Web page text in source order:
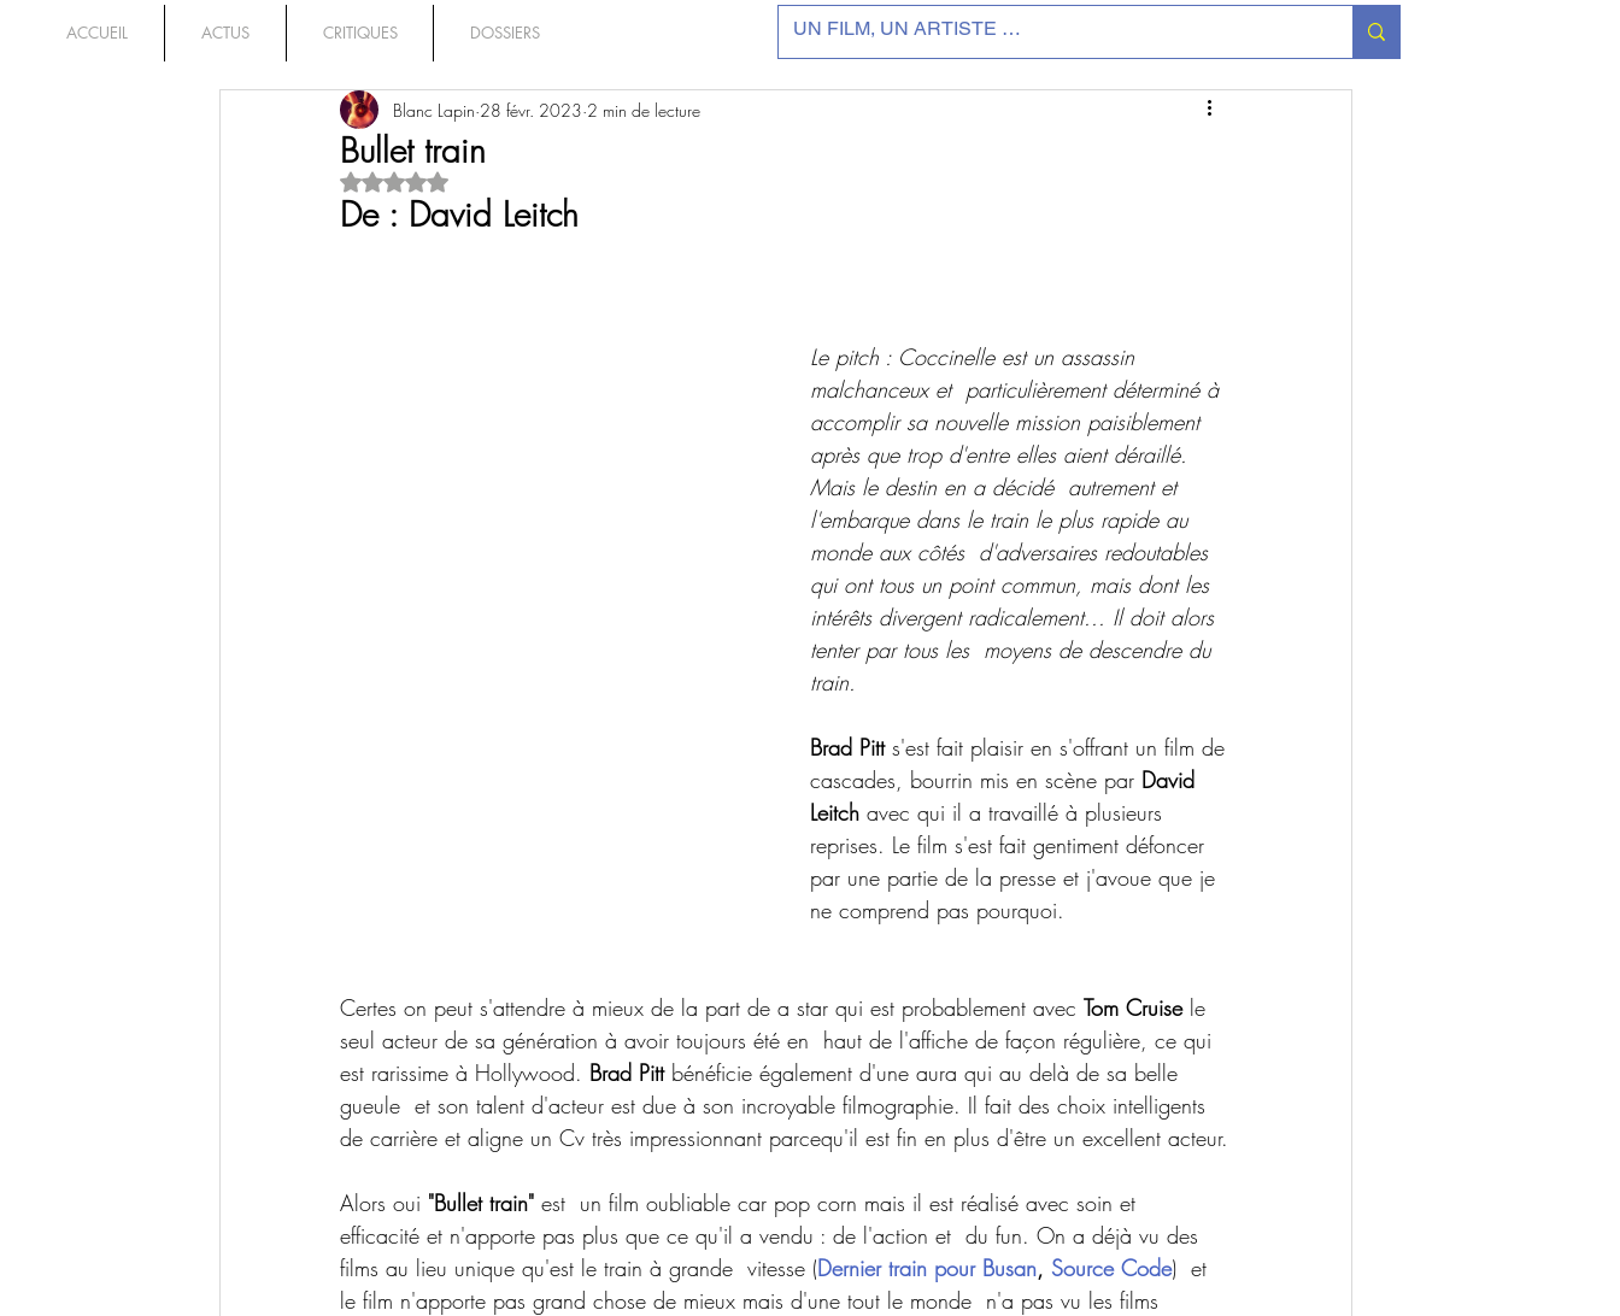
ACCUEIL ACTUS CRITIQUES DOSSIERS
Bullet train
Blanc Lapin 28 févr. 2023 2 min de lecture
Noté NaN étoiles sur 5.
De : David Leitch
Le pitch : Coccinelle est un assassin
malchanceux et  particulièrement déterminé à
accomplir sa nouvelle mission paisiblement
après que trop d'entre elles aient déraillé.
Mais le destin en a décidé  autrement et
l'embarque dans le train le plus rapide au
monde aux côtés  d'adversaires redoutables
qui ont tous un point commun, mais dont les
intérêts divergent radicalement... Il doit alors
tenter par tous les  moyens de descendre du
train.
Brad Pitt s'est fait plaisir en s'offrant un film de
cascades, bourrin mis en scène par David
Leitch avec qui il a travaillé à plusieurs
reprises. Le film s'est fait gentiment défoncer
par une partie de la presse et j'avoue que je
ne comprend pas pourquoi.
Certes on peut s'attendre à mieux de la part de a star qui est probablement avec Tom Cruise le
seul acteur de sa génération à avoir toujours été en  haut de l'affiche de façon régulière, ce qui
est rarissime à Hollywood. Brad Pitt bénéficie également d'une aura qui au delà de sa belle
gueule  et son talent d'acteur est due à son incroyable filmographie. Il fait des choix intelligents
de carrière et aligne un Cv très impressionnant parcequ'il est fin en plus d'être un excellent acteur.
Alors oui "Bullet train" est  un film oubliable car pop corn mais il est réalisé avec soin et
efficacité et n'apporte pas plus que ce qu'il a vendu : de l'action et  du fun. On a déjà vu des
films au lieu unique qu'est le train à grande  vitesse (Dernier train pour Busan, Source Code)  et
le film n'apporte pas grand chose de mieux mais d'une tout le monde  n'a pas vu les films